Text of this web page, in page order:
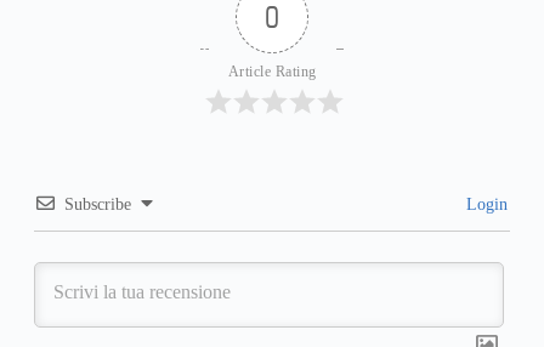
0
Article Rating
Subscribe Login